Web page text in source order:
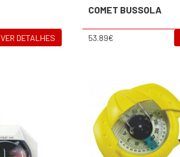
VER DETALHES
COMET BUSSOLA
53.89€